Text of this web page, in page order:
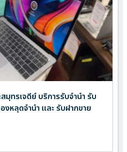
มุทรเจดีย์ บริการรับจำนำ รับ
หลุดจำนำ และ รับฝากขาย